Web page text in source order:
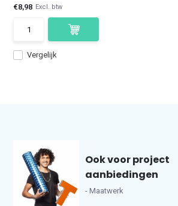
Vergelijk
€8,98 Excl. btw
Ook voor project
aanbiedingen
- Maatwerk